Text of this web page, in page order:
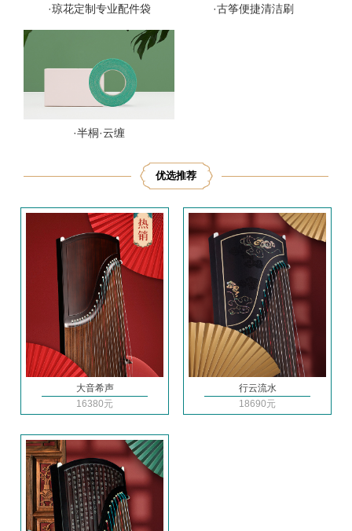
·琼花定制专业配件袋 ·古筝便捷清洁刷
·半桐·云缠
优选推荐
大音希声
16380元
行云流水
18690元